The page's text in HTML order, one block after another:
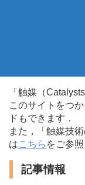
「触媒（
このサイトをつ
ドもできます．
また，「触媒技
はこちら をご参照
記事情報